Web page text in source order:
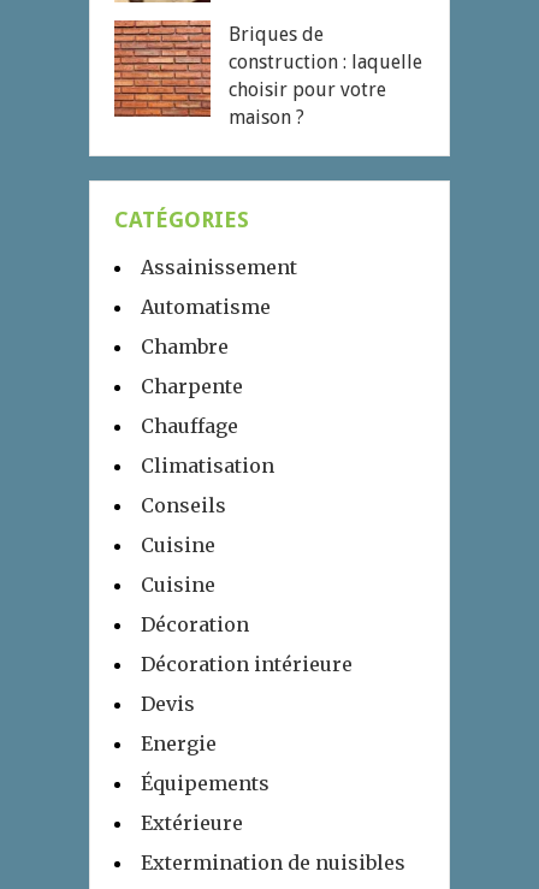
Briques de
construction : laquelle
choisir pour votre
maison ?
CATÉGORIES
Assainissement
Automatisme
Chambre
Charpente
Chauffage
Climatisation
Conseils
Cuisine
Cuisine
Décoration
Décoration intérieure
Devis
Energie
Équipements
Extérieure
Extermination de nuisibles